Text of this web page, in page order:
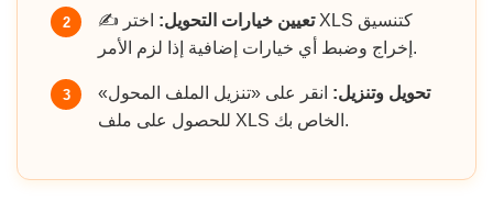
2 ✍️ تعيين خيارات التحويل: اختر XLS كتنسيق
إخراج وضبط أي خيارات إضافية إذا لزم الأمر.
3 تحويل وتنزيل: انقر على «تنزيل الملف المحول»
للحصول على ملف XLS الخاص بك.